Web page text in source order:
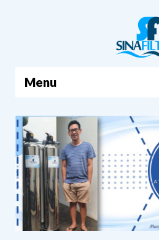
Menu
BERANDA
PRODUK
TENTANG KAMI
ARTIKEL
HUBUNGI KAMI